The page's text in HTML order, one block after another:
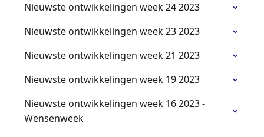
Nieuwste ontwikkelingen week 24 2023
Nieuwste ontwikkelingen week 23 2023
Nieuwste ontwikkelingen week 21 2023
Nieuwste ontwikkelingen week 19 2023
Nieuwste ontwikkelingen week 16 2023 -
Wensenweek